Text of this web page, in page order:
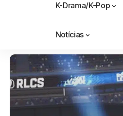
K-Drama/K-Pop
Notícias